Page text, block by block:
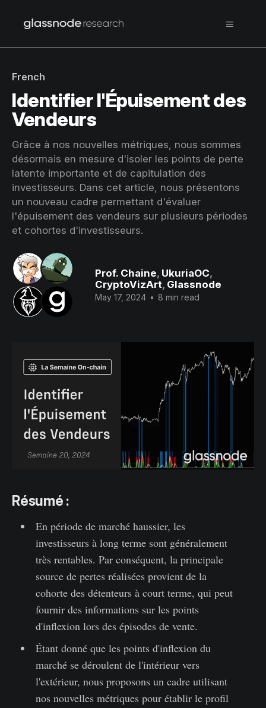
French
Identifier l'Épuisement des
Vendeurs
Grâce à nos nouvelles métriques, nous sommes
désormais en mesure d'isoler les points de perte
latente importante et de capitulation des
investisseurs. Dans cet article, nous présentons
un nouveau cadre permettant d'évaluer
l'épuisement des vendeurs sur plusieurs périodes
et cohortes d'investisseurs.
Prof. Chaine, UkuriaOC,
CryptoVizArt, Glassnode
May 17, 2024 • 8 min read
Résumé :
En période de marché haussier, les
investisseurs à long terme sont généralement
très rentables. Par conséquent, la principale
source de pertes réalisées provient de la
cohorte des détenteurs à court terme, qui peut
fournir des informations sur les points
d'inflexion lors des épisodes de vente.
Étant donné que les points d'inflexion du
marché se déroulent de l'intérieur vers
l'extérieur, nous proposons un cadre utilisant
nos nouvelles métriques pour établir le profil